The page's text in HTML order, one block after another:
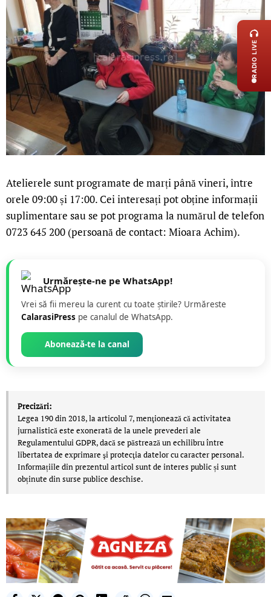
Atelierele sunt programate de marți până vineri, între
orele 09:00 și 17:00. Cei interesați pot obține informații
suplimentare sau se pot programa la numărul de telefon
0723 645 200 (persoană de contact: Mioara Achim).
Urmărește-ne pe WhatsApp!
Vrei să fii mereu la curent cu toate știrile? Urmăreste
CalarasiPress pe canalul de WhatsApp.
Abonează-te la canal
Precizări:
Legea 190 din 2018, la articolul 7, menţionează că activitatea
jurnalistică este exonerată de la unele prevederi ale
Regulamentului GDPR, dacă se păstrează un echilibru între
libertatea de exprimare şi protecţia datelor cu caracter personal.
Informațiile din prezentul articol sunt de interes public și sunt
obținute din surse publice deschise.
LIVE
RADIO LIVE